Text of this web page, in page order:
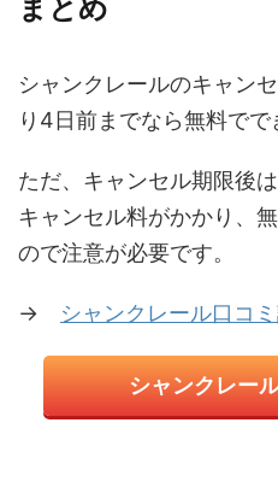
まとめ
シャンクレールのキャン
り4日前までなら無料でで
ただ、キャンセル期限後
キャンセル料がかかり、
ので注意が必要です。
→ シャンクレール口コ
シャンクレー